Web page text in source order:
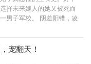
】我是谁我在哪儿？ 所以
择未来嫁人的她又被死而
男子军校。 阴差阳错，凌
不归路上渐行渐远…… 建
（只收正版订阅读
。
宠翻天！